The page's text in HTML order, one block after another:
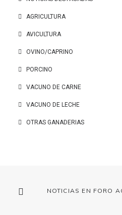
AGRICULTURA
AVICULTURA
OVINO/CAPRINO
PORCINO
VACUNO DE CARNE
VACUNO DE LECHE
OTRAS GANADERIAS
NOTICIAS EN FORO